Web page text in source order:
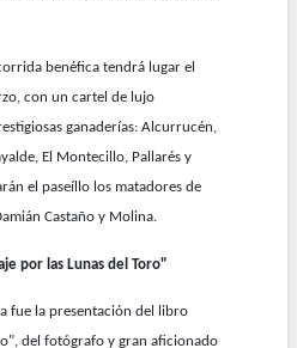
benéfica tendrá lugar el
con un cartel de lujo
ganaderías: Alcurrucén,
El Montecillo, Pallarés y
el paseíllo los matadores de
Castaño y Molina.
por las Lunas del Toro"
fue la presentación del libro
del fotógrafo y gran aficionado